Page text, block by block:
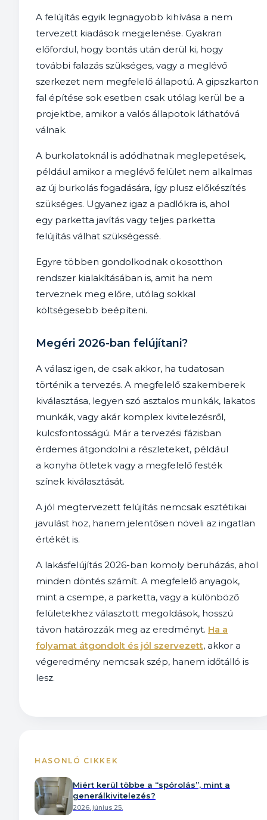
A felújítás egyik legnagyobb kihívása a nem
tervezett kiadások megjelenése. Gyakran
előfordul, hogy bontás után derül ki, hogy
további falazás szükséges, vagy a meglévő
szerkezet nem megfelelő állapotú. A gipszkarton
fal építése sok esetben csak utólag kerül be a
projektbe, amikor a valós állapotok láthatóvá
válnak.
A burkolatoknál is adódhatnak meglepetések,
például amikor a meglévő felület nem alkalmas
az új burkolás fogadására, így plusz előkészítés
szükséges. Ugyanez igaz a padlókra is, ahol
egy parketta javítás vagy teljes parketta
felújítás válhat szükségessé.
Egyre többen gondolkodnak okosotthon
rendszer kialakításában is, amit ha nem
terveznek meg előre, utólag sokkal
költségesebb beépíteni.
Megéri 2026-ban felújítani?
A válasz igen, de csak akkor, ha tudatosan
történik a tervezés. A megfelelő szakemberek
kiválasztása, legyen szó asztalos munkák, lakatos
munkák, vagy akár komplex kivitelezésről,
kulcsfontosságú. Már a tervezési fázisban
érdemes átgondolni a részleteket, például
a konyha ötletek vagy a megfelelő festék
színek kiválasztását.
A jól megtervezett felújítás nemcsak esztétikai
javulást hoz, hanem jelentősen növeli az ingatlan
értékét is.
A lakásfelújítás 2026-ban komoly beruházás, ahol
minden döntés számít. A megfelelő anyagok,
mint a csempe, a parketta, vagy a különböző
felületekhez választott megoldások, hosszú
távon határozzák meg az eredményt. Ha a
folyamat átgondolt és jól szervezett, akkor a
végeredmény nemcsak szép, hanem időtálló is
lesz.
HASONLÓ CIKKEK
Miért kerül többe a “spórolás”, mint a
generálkivitelezés?
2026. június 25.